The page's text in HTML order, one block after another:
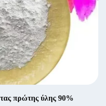
πρώτης ύλης 90%